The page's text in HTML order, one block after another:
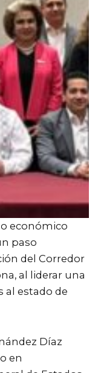
económico
paso
del Corredor
al liderar una
al estado de
Díaz
en